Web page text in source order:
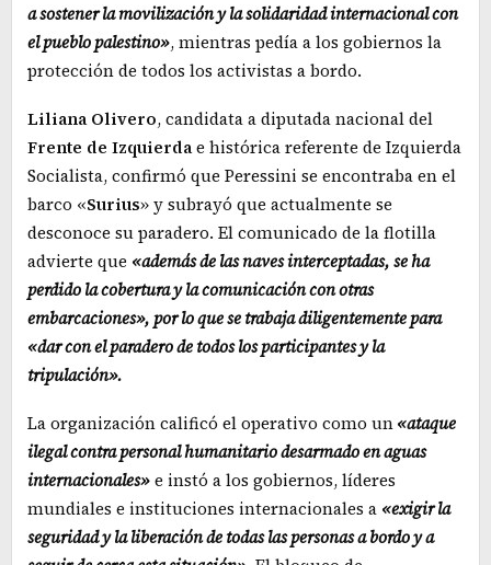
a sostener la movilización y la solidaridad internacional con
el pueblo palestino», mientras pedía a los gobiernos la
protección de todos los activistas a bordo.
Liliana Olivero, candidata a diputada nacional del
Frente de Izquierdae histórica referente de Izquierda
Socialista, confirmó que Peressini se encontraba en el
barco «Surius» y subrayó que actualmente se
desconoce su paradero. El comunicado de la flotilla
advierte que «además de las naves interceptadas, se ha
perdido la cobertura y la comunicación con otras
embarcaciones», por lo que se trabaja diligentemente para
«dar con el paradero de todos los participantes y la
tripulación».
La organización calificó el operativo como un«ataque
ilegal contra personal humanitario desarmado en aguas
internacionales»e instó a los gobiernos, líderes
mundiales e instituciones internacionales a «exigir la
seguridad y la liberación de todas las personas a bordo y a